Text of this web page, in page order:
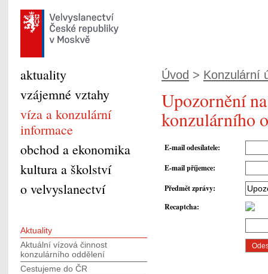
Úvod > Konzulární
Upozornění
konzulárního
E-mail odesílatele:
E-mail příjemce:
Předmět zprávy:
Recaptcha:
aktuality
vzájemné vztahy
víza a konzulární
informace
obchod a ekonomika
kultura a školství
o velvyslanectví
Aktuality
Aktuální vízová činnost
konzulárního oddělení
Cestujeme do ČR